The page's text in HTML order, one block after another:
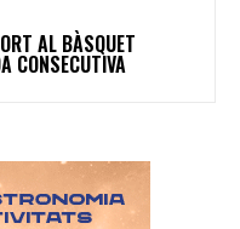
AL BÀSQUET
CONSECUTIVA